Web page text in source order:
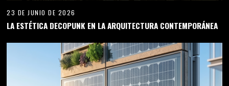
23 DE JUNIO DE 2026
LA ESTÉTICA DECOPUNK EN LA ARQUITECTURA CONTEMPORÁNEA